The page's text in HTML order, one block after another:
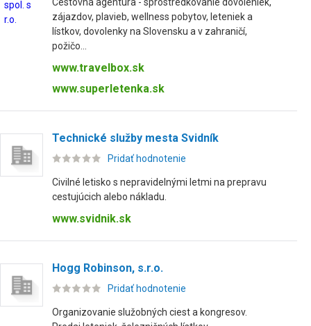
zájazdov, plavieb, wellness pobytov, leteniek a
lístkov, dovolenky na Slovensku a v zahraničí,
požičo...
www.travelbox.sk
www.superletenka.sk
Technické služby mesta Svidník
Pridať hodnotenie
Civilné letisko s nepravidelnými letmi na prepravu
cestujúcich alebo nákladu.
www.svidnik.sk
Hogg Robinson, s.r.o.
Pridať hodnotenie
Organizovanie služobných ciest a kongresov.